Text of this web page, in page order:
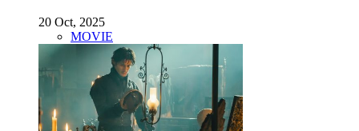
20 Oct, 2025
MOVIE